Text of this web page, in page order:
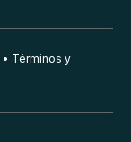
Términos y